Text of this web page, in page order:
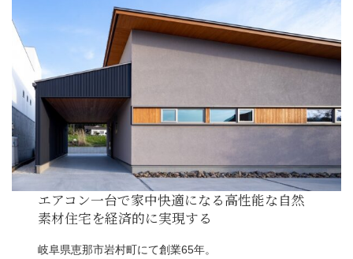
こんな方へ
高断熱・高気密の本当に快適で経済性の高い住
外観はもちろんのこと機能美的な美しさも兼ね
ン性にこだわりたい方
家全体がムラなく暖かい床下エアコンを導入し
岐阜県恵那市岩村町にて創業65年。